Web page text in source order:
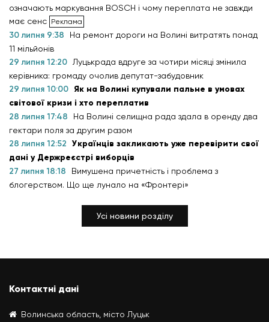
означають маркування BOSCH і чому переплата не завжди
має сенс
30 липня 9:38
На ремонт дороги на Волині витратять понад
11 мільйонів
29 липня 12:20
Луцькрада вдруге за чотири місяці змінила
керівника: громаду очолив депутат-забудовник
29 липня 10:00 Як на Волині купували пальне в умовах
світової кризи і хто переплатив
28 липня 17:48
На Волині селищна рада здала в оренду два
гектари поля за другим разом
28 липня 12:52 Українців закликають уже перевірити свої
дані у Держреєстрі виборців
27 липня 18:18
Вимушена причетність і проблема з
блогерством. Що ще лунало на «Фронтері»
Усі новини розділу
Контактні дані
Волинська область, місто Луцьк